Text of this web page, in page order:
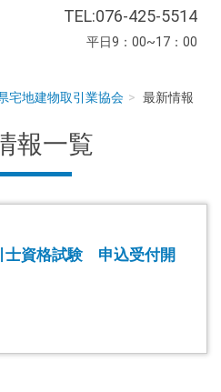
TEL:076-425-5514
平日9：00~17：00
宅地建物取引業協会 最新情報
報一覧
士資格試験 申込受付開